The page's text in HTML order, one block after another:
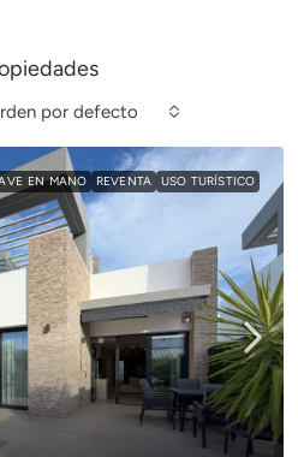
por defecto
EN MANO REVENTA USO TURÍSTICO